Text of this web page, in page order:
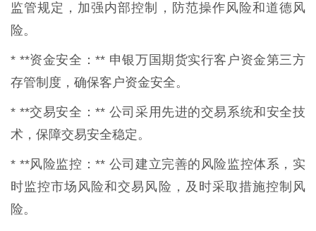
监管规定，加强内部控制，防范操作风险和道德风
险。
* **资金安全：** 申银万国期货实行客户资金第三方
存管制度，确保客户资金安全。
* **交易安全：** 公司采用先进的交易系统和安全技
术，保障交易安全稳定。
* **风险监控：** 公司建立完善的风险监控体系，实
时监控市场风险和交易风险，及时采取措施控制风
险。